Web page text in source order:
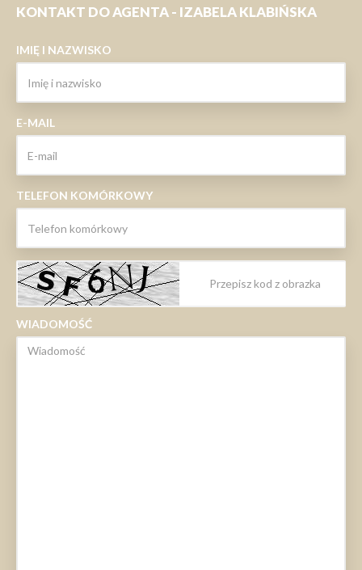
KONTAKT DO AGENTA - IZABELA KLABIŃSKA
IMIĘ I NAZWISKO
E-MAIL
TELEFON KOMÓRKOWY
WIADOMOŚĆ